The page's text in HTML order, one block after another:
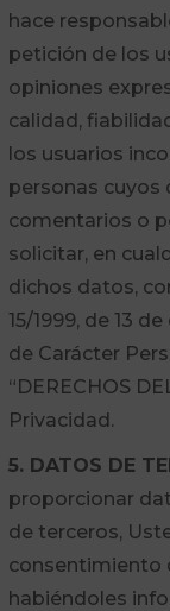
hace
petición de los
opiniones
calidad,
los usuarios
personas cuyos
comentarios o
solicitar, en
dichos datos,
15/1999, de 13
de Carácter
“DERECHOS
Privacidad.
5. DATOS DE
proporcionar
de terceros,
consentimiento
habiéndoles